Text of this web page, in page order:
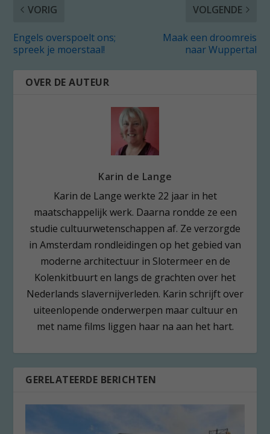
VORIG
Engels overspoelt ons;
spreek je moerstaal!
VOLGENDE
Maak een droomreis
naar Wuppertal
OVER DE AUTEUR
Karin de Lange
Karin de Lange werkte 22 jaar in het
maatschappelijk werk. Daarna rondde ze een
studie cultuurwetenschappen af. Ze verzorgde
in Amsterdam rondleidingen op het gebied van
moderne architectuur in Slotermeer en de
Kolenkitbuurt en langs de grachten over het
Nederlands slavernijverleden. Karin schrijft over
uiteenlopende onderwerpen maar cultuur en
met name films liggen haar na aan het hart.
GERELATEERDE BERICHTEN